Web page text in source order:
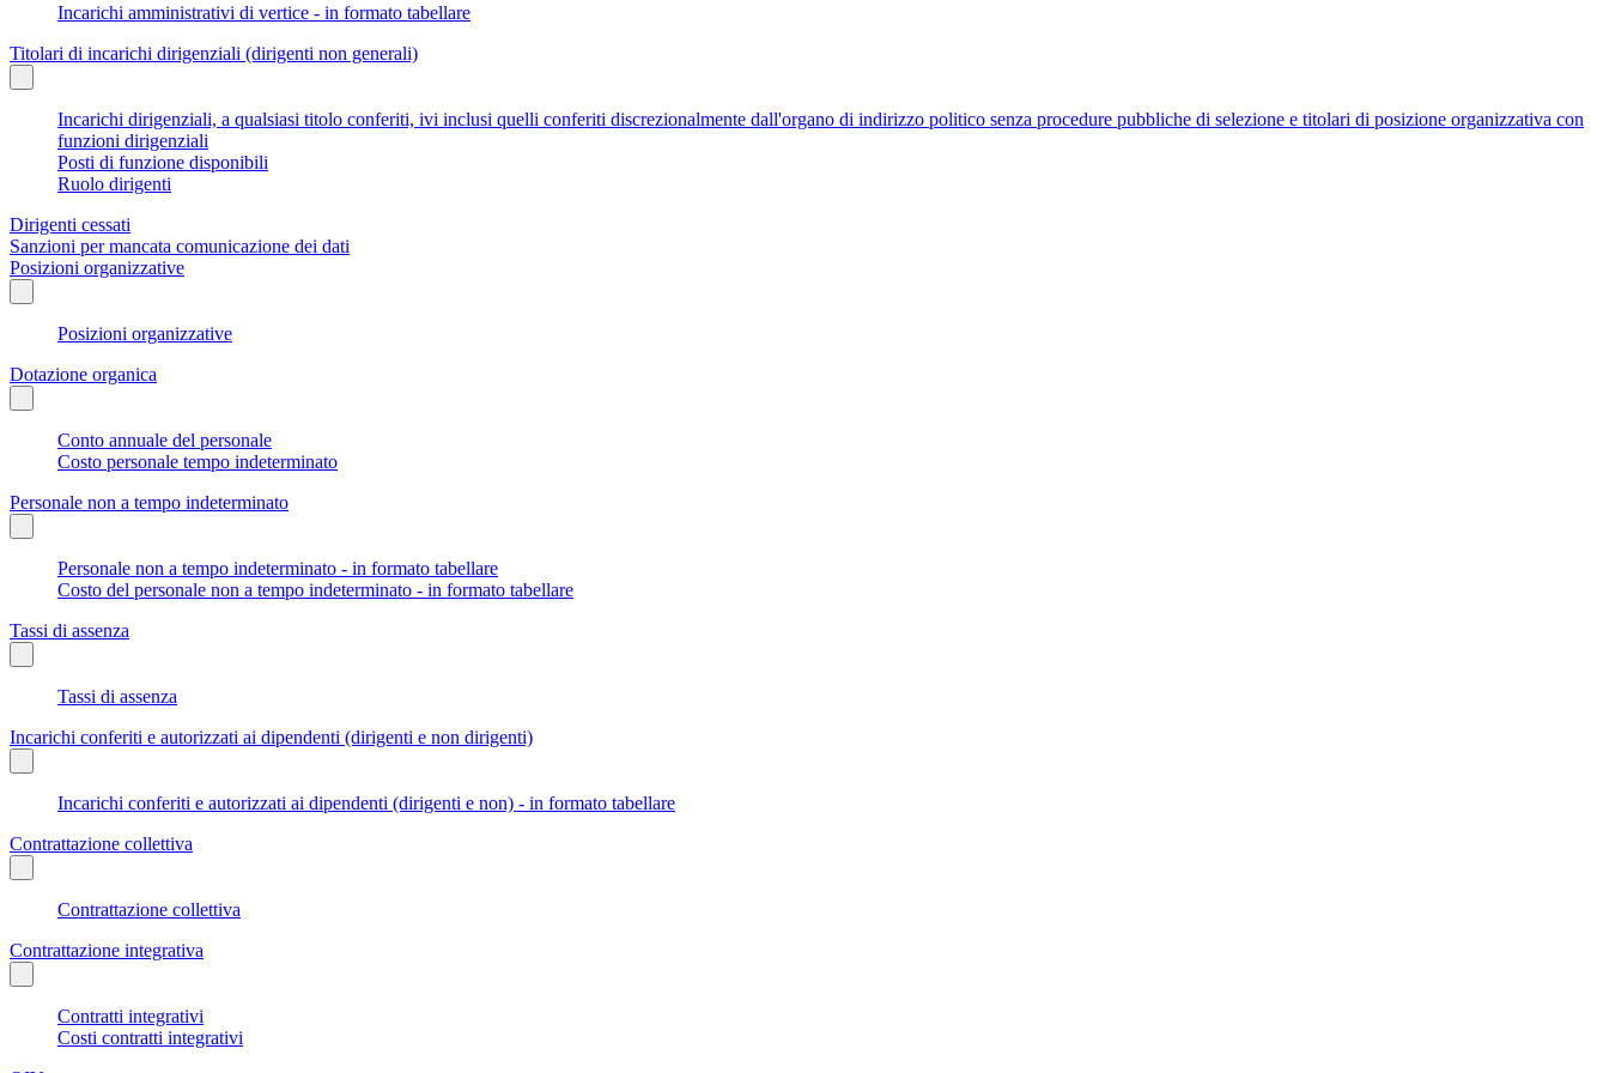
Incarichi amministrativi di vertice - in formato tabellare
Titolari di incarichi dirigenziali (dirigenti non generali)
Incarichi dirigenziali, a qualsiasi titolo conferiti, ivi inclusi quelli conferiti discrezionalmente dall'organo di indirizzo politico senza procedure pubbliche di selezione e titolari di posizione organizzativa con
funzioni dirigenziali
Posti di funzione disponibili
Ruolo dirigenti
Dirigenti cessati
Sanzioni per mancata comunicazione dei dati
Posizioni organizzative
Posizioni organizzative
Dotazione organica
Conto annuale del personale
Costo personale tempo indeterminato
Personale non a tempo indeterminato
Personale non a tempo indeterminato - in formato tabellare
Costo del personale non a tempo indeterminato - in formato tabellare
Tassi di assenza
Tassi di assenza
Incarichi conferiti e autorizzati ai dipendenti (dirigenti e non dirigenti)
Incarichi conferiti e autorizzati ai dipendenti (dirigenti e non) - in formato tabellare
Contrattazione collettiva
Contrattazione collettiva
Contrattazione integrativa
Contratti integrativi
Costi contratti integrativi